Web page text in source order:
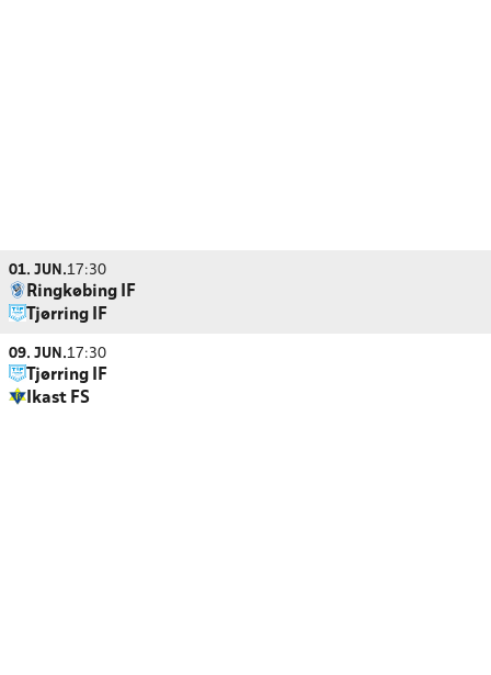
01. JUN.17:30
Ringkøbing IF
Tjørring IF
09. JUN.17:30
Tjørring IF
Ikast FS